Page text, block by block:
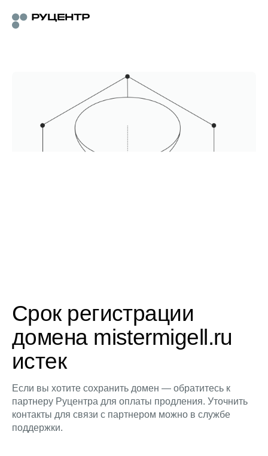
Срок регистрации
домена mistermigell.ru
истек
Если вы хотите сохранить домен — обратитесь к
партнеру Руцентра для оплаты продления. Уточнить
контакты для связи с партнером можно в службе
поддержки.